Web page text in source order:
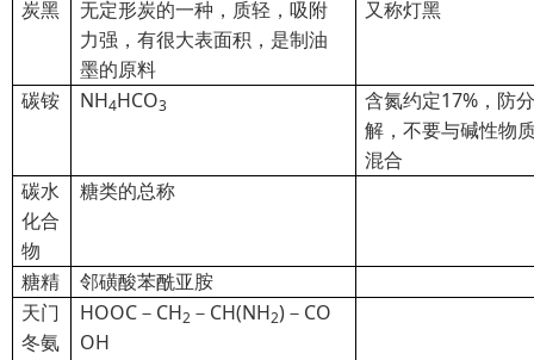
炭黑
无定形炭的一种，质轻，吸附
力强，有很大表面积，是制油
墨的原料
又称灯黑
碳铵 NH4HCO3
含氮约定17%，防
解，不要与碱性物
混合
碳水
化合
物
糖类的总称
糖精 邻磺酸苯酰亚胺
天门
冬氨
HOOC－CH2 －CH(NH2)－CO
OH